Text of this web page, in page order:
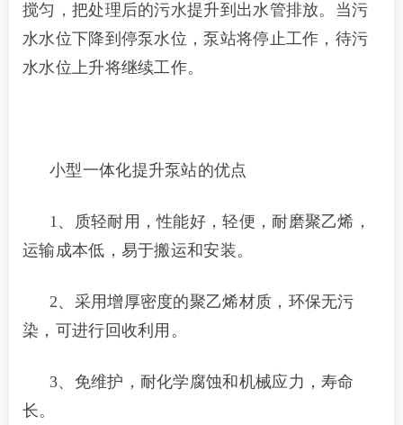
搅匀，把处理后的污水提升到出水管排放。当污
水水位下降到停泵水位，泵站将停止工作，待污
水水位上升将继续工作。
小型一体化提升泵站的优点
1、质轻耐用，性能好，轻便，耐磨聚乙烯，
运输成本低，易于搬运和安装。
2、采用增厚密度的聚乙烯材质，环保无污
染，可进行回收利用。
3、免维护，耐化学腐蚀和机械应力，寿命
长。